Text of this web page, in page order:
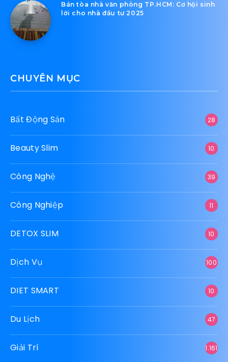
Bán tòa nhà văn phòng TP.HCM: Cơ hội sinh
lời cho nhà đầu tư 2025
CHUYÊN MỤC
Bất Động Sản 28
Beauty Slim 10
Công Nghệ 39
Công Nghiệp 11
DETOX SLIM 10
Dịch Vụ 100
DIET SMART 10
Du Lịch 47
Giải Trí 1.161